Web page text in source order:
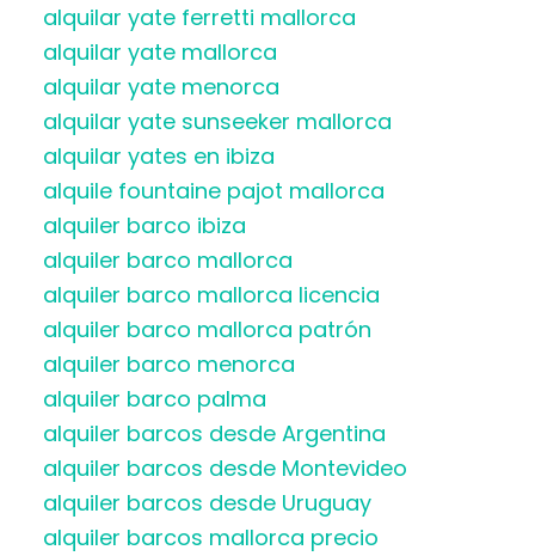
alquilar yate ferretti mallorca
alquilar yate mallorca
alquilar yate menorca
alquilar yate sunseeker mallorca
alquilar yates en ibiza
alquile fountaine pajot mallorca
alquiler barco ibiza
alquiler barco mallorca
alquiler barco mallorca licencia
alquiler barco mallorca patrón
alquiler barco menorca
alquiler barco palma
alquiler barcos desde Argentina
alquiler barcos desde Montevideo
alquiler barcos desde Uruguay
alquiler barcos mallorca precio